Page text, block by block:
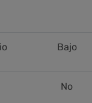
Bajo
No